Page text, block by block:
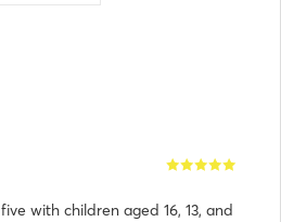
with children aged 16, 13, and